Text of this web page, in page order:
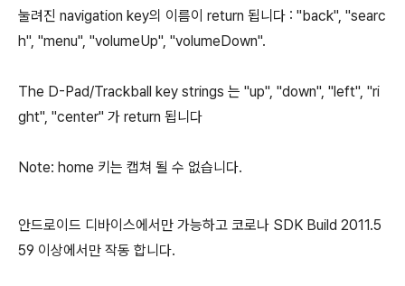
눌려진 navigation key의 이름이 return 됩니다 : "back", "searc
h", "menu", "volumeUp", "volumeDown".
The D-Pad/Trackball key strings 는 "up", "down", "left", "ri
ght", "center" 가 return 됩니다
Note: home 키는 캡쳐 될 수 없습니다.
안드로이드 디바이스에서만 가능하고 코로나 SDK Build 2011.5
59 이상에서만 작동 합니다.